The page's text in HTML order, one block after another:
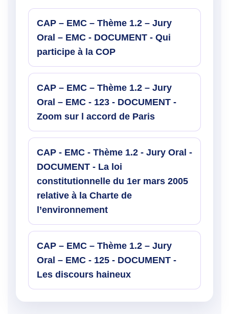
CAP – EMC – Thème 1.2 – Jury
Oral – EMC - DOCUMENT - Qui
participe à la COP
CAP – EMC – Thème 1.2 – Jury
Oral – EMC - 123 - DOCUMENT -
Zoom sur l accord de Paris
CAP - EMC - Thème 1.2 - Jury Oral -
DOCUMENT - La loi
constitutionnelle du 1er mars 2005
relative à la Charte de
l’environnement
CAP – EMC – Thème 1.2 – Jury
Oral – EMC - 125 - DOCUMENT -
Les discours haineux